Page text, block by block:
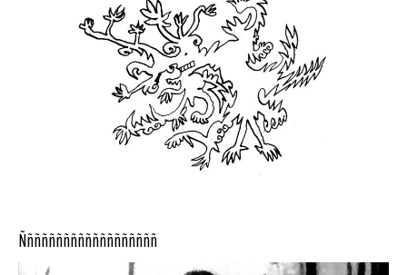
Ñññññññññññññññññññ